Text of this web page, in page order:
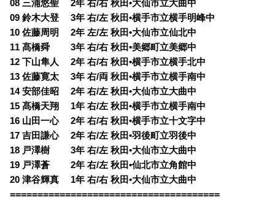
08 三浦悠聖 2年 右/右 秋田•大仙市立大曲中
09 鈴木大登 3年 右/左 秋田•横手市立横手明峰中
10 佐藤周明 2年 左/左 秋田•大仙市立仙北中
11 髙橋舜 3年 右/右 秋田•美郷町立美郷中
12 下山隼人 2年 右/右 秋田•横手市立横手北中
13 佐藤寛太 3年 右/両 秋田•横手市立横手南中
14 安部佳昭 2年 右/左 秋田•大仙市立大曲中
15 髙橋天翔 1年 右/左 秋田•横手市立横手南中
16 山田一心 2年 右/右 秋田•横手市立十文字中
17 吉田謙心 2年 右/左 秋田•羽後町立羽後中
18 戸澤樹 3年 右/左 秋田•大仙市立大曲中
19 戸澤蒼 2年 右/左 秋田•仙北市立角館中
20 津谷輝真 1年 右/右 秋田•大仙市立大曲中
======================================